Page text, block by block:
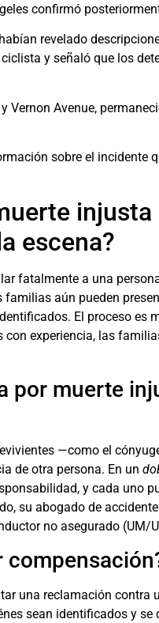
confirmó
revelado
y señaló que los
Vernon Avenue,
sobre el incidente
escena?
fatalmente a una
aún pueden
El proceso es
con experiencia, las
por muerte
—como el
de otra persona. En un
y cada uno
su abogado de
no asegurado (UM/
una reclamación contra
sean identificados y